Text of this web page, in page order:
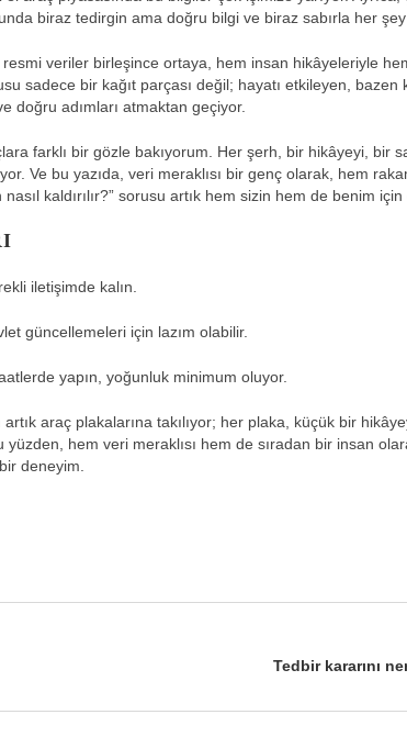
biraz tedirgin ama doğru bilgi ve biraz sabırla her şey
veriler birleşince ortaya, hem insan hikâyeleriyle
sadece bir kağıt parçası değil; hayatı etkileyen,
doğru adımları atmaktan geçiyor.
farklı bir gözle bakıyorum. Her şerh, bir hikâyeyi, bir
Ve bu yazıda, veri meraklısı bir genç olarak, hem
kaldırılır?” sorusu artık hem sizin hem de benim için
iletişimde kalın.
güncellemeleri için lazım olabilir.
yapın, yoğunluk minimum oluyor.
araç plakalarına takılıyor; her plaka, küçük bir
yüzden, hem veri meraklısı hem de sıradan bir insan
deneyim.
Tedbir kararını